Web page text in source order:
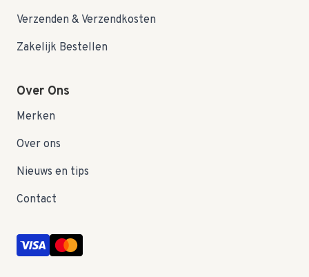
Verzenden & Verzendkosten
Zakelijk Bestellen
Over Ons
Merken
Over ons
Nieuws en tips
Contact